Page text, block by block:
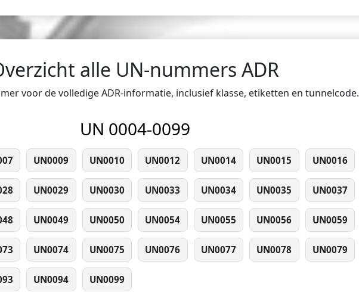
alle UN-nummers ADR
voor de volledige ADR-informatie, inclusief klasse, etiketten en tunnelcode.
UN 0004-0099
UN0009 UN0010 UN0012 UN0014 UN0015 UN0016
UN0029 UN0030 UN0033 UN0034 UN0035 UN0037
UN0049 UN0050 UN0054 UN0055 UN0056 UN0059
UN0074 UN0075 UN0076 UN0077 UN0078 UN0079
UN0094 UN0099